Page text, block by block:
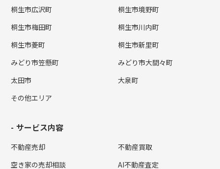
桐生市広沢町
桐生市境野町
桐生市梅田町
桐生市川内町
桐生市菱町
桐生市新里町
みどり市笠懸町
みどり市大間々町
太田市
大泉町
その他エリア
サービス内容
不動産売却
不動産買取
空き家の売却相談
AI不動産査定